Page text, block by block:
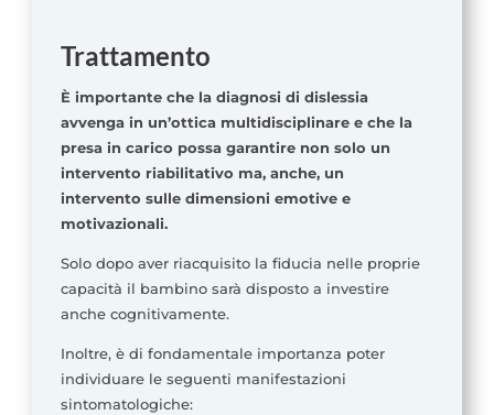
Trattamento
È importante che la diagnosi di dislessia
avvenga in un’ottica multidisciplinare e che la
presa in carico possa garantire non solo un
intervento riabilitativo ma, anche, un
intervento sulle dimensioni emotive e
motivazionali.
Solo dopo aver riacquisito la fiducia nelle proprie
capacità il bambino sarà disposto a investire
anche cognitivamente.
Inoltre, è di fondamentale importanza poter
individuare le seguenti manifestazioni
sintomatologiche: